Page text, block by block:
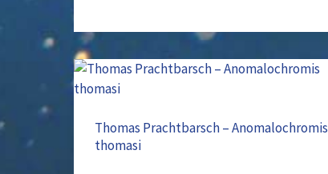
Thomas Prachtbarsch – Anomalochromis
thomasi
Thomas
–
Anomalochromis